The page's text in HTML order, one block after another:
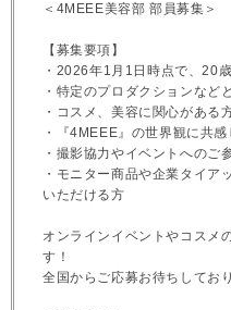
＜4MEEE美容部 部員募集＞
【募集要項】
・2026年1月1日時点で、20
・特定のプロダクションなど
・コスメ、美容に関心がある
・『4MEEE』の世界観に共
・撮影協力やイベントへのご
・モニター商品や企業タイア
いただける方
オンラインイベントやコスメ
す！
全国からご応募お待ちしてお